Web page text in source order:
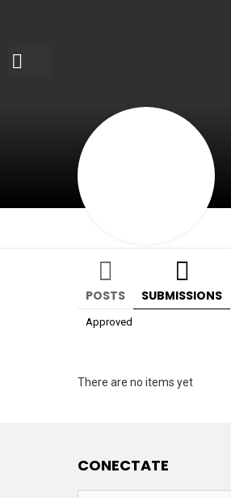
POSTS SUBMISSIONS
Approved
There are no items yet
CONECTATE